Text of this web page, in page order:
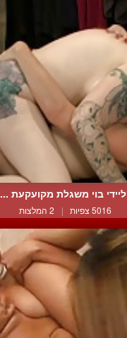
ליידי בוי משגלת מקועקעת ...
5016 צפיות | 2 המלצות